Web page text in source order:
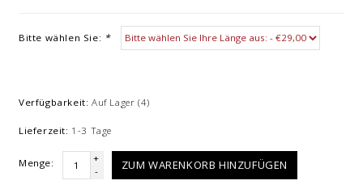
Bitte wählen Sie: *
Verfügbarkeit: Auf Lager(4)
Lieferzeit: 1-3 Tage
Menge:
+
-
ZUM WARENKORB HINZUFÜGEN